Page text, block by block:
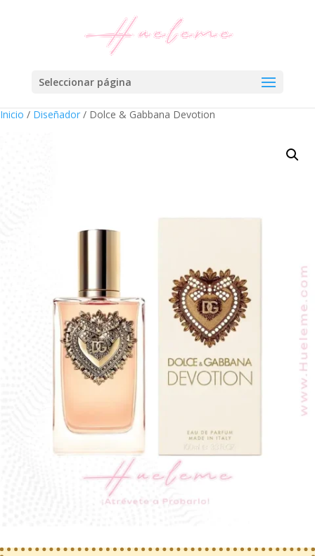
Seleccionar página
Inicio / Diseñador / Dolce & Gabbana Devotion